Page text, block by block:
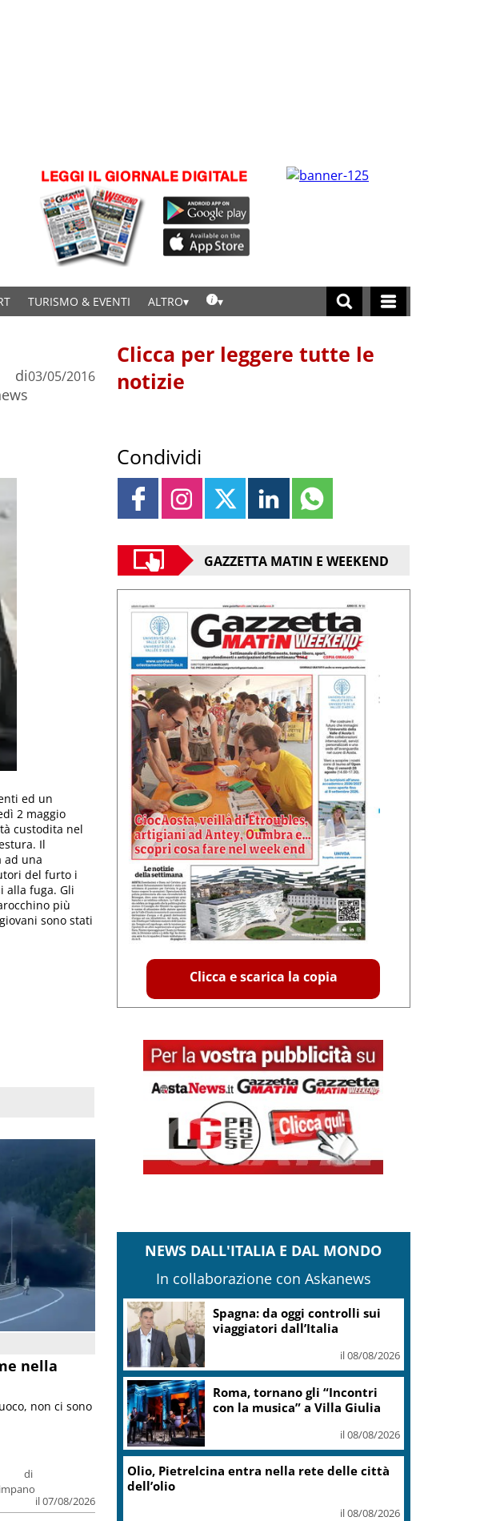
TURISMO & EVENTI ALTRO
di03/05/2016
ed un
2 maggio
custodita nel
Il
ad una
del furto i
alla fuga. Gli
più
sono stati
nella
di
il 07/08/2026
non ci sono
Clicca per leggere tutte le
notizie
Condividi
GAZZETTA MATIN E WEEKEND
Clicca e scarica la copia
NEWS DALL'ITALIA E DAL MONDO
In collaborazione con Askanews
Spagna: da oggi controlli sui
viaggiatori dall’Italia
il 08/08/2026
Roma, tornano gli “Incontri
con la musica” a Villa Giulia
il 08/08/2026
Olio, Pietrelcina entra nella rete delle città
dell’olio
il 08/08/2026